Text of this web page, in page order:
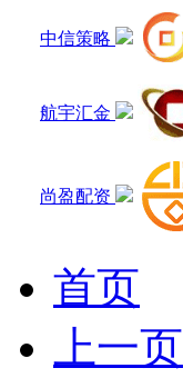
中信策略
航宇汇金
尚盈配资
首页
上一页